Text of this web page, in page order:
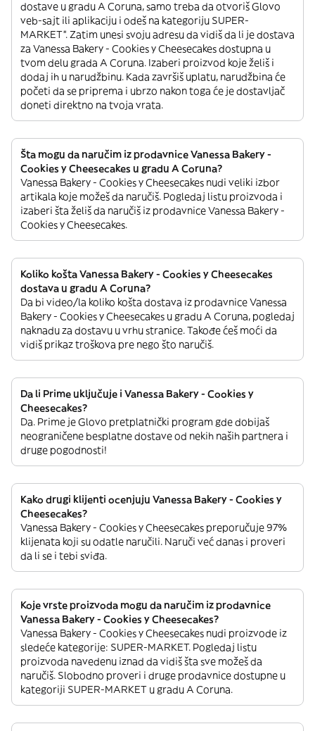
dostave u gradu A Coruna, samo treba da otvoriš Glovo
veb-sajt ili aplikaciju i odeš na kategoriju SUPER-
MARKET”. Zatim unesi svoju adresu da vidiš da li je dostava
za Vanessa Bakery - Cookies y Cheesecakes dostupna u
tvom delu grada A Coruna. Izaberi proizvod koje želiš i
dodaj ih u narudžbinu. Kada završiš uplatu, narudžbina će
početi da se priprema i ubrzo nakon toga će je dostavljač
doneti direktno na tvoja vrata.
Šta mogu da naručim iz prodavnice Vanessa Bakery -
Cookies y Cheesecakes u gradu A Coruna?
Vanessa Bakery - Cookies y Cheesecakes nudi veliki izbor
artikala koje možeš da naručiš. Pogledaj listu proizvoda i
izaberi šta želiš da naručiš iz prodavnice Vanessa Bakery -
Cookies y Cheesecakes.
Koliko košta Vanessa Bakery - Cookies y Cheesecakes
dostava u gradu A Coruna?
Da bi video/la koliko košta dostava iz prodavnice Vanessa
Bakery - Cookies y Cheesecakes u gradu A Coruna, pogledaj
naknadu za dostavu u vrhu stranice. Takođe ćeš moći da
vidiš prikaz troškova pre nego što naručiš.
Da li Prime uključuje i Vanessa Bakery - Cookies y
Cheesecakes?
Da. Prime je Glovo pretplatnički program gde dobijaš
neograničene besplatne dostave od nekih naših partnera i
druge pogodnosti!
Kako drugi klijenti ocenjuju Vanessa Bakery - Cookies y
Cheesecakes?
Vanessa Bakery - Cookies y Cheesecakes preporučuje 97%
klijenata koji su odatle naručili. Naruči već danas i proveri
da li se i tebi sviđa.
Koje vrste proizvoda mogu da naručim iz prodavnice
Vanessa Bakery - Cookies y Cheesecakes?
Vanessa Bakery - Cookies y Cheesecakes nudi proizvode iz
sledeće kategorije: SUPER-MARKET. Pogledaj listu
proizvoda navedenu iznad da vidiš šta sve možeš da
naručiš. Slobodno proveri i druge prodavnice dostupne u
kategoriji SUPER-MARKET u gradu A Coruna.